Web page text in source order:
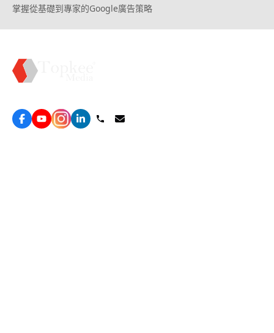
掌握從基礎到專家的Google廣告策略